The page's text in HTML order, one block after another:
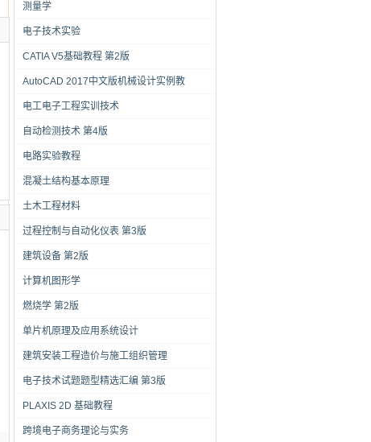
测量学
电子技术实验
CATIA V5基础教程 第2版
AutoCAD 2017中文版机械设计实例教
电工电子工程实训技术
自动检测技术 第4版
电路实验教程
混凝土结构基本原理
土木工程材料
过程控制与自动化仪表 第3版
建筑设备 第2版
计算机图形学
燃烧学 第2版
单片机原理及应用系统设计
建筑安装工程造价与施工组织管理
电子技术试题题型精选汇编 第3版
PLAXIS 2D 基础教程
跨境电子商务理论与实务